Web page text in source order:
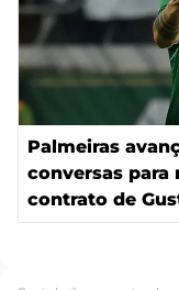
Palmeiras
conversas para
contrato de